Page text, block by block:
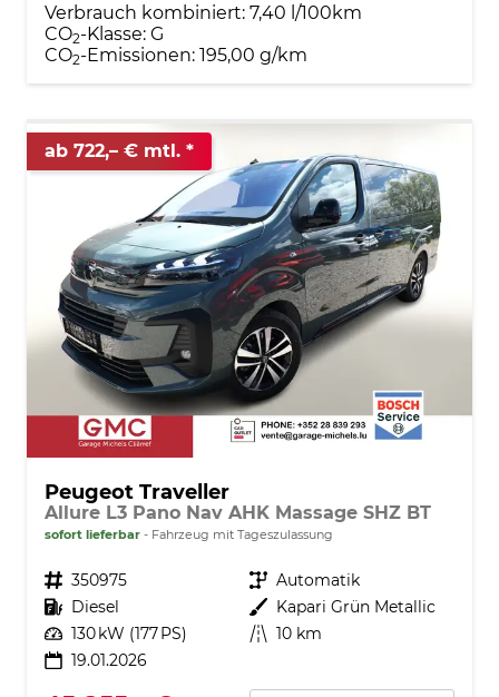
Verbrauch kombiniert: 7,40 l/100km
CO2-Klasse: G
CO2-Emissionen: 195,00 g/km
ab 722,– € mtl.
Peugeot Traveller
Allure L3 Pano Nav AHK Massage SHZ BT
sofort lieferbar Fahrzeug mit Tageszulassung
Fahrzeugnr. 350975 Getriebe Automatik
Kraftstoff Diesel Außenfarbe Kapari Grün Metallic
Leistung 130 kW (177 PS) Kilometerstand 10 km
19.01.2026